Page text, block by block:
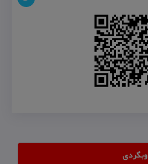
وبگردی